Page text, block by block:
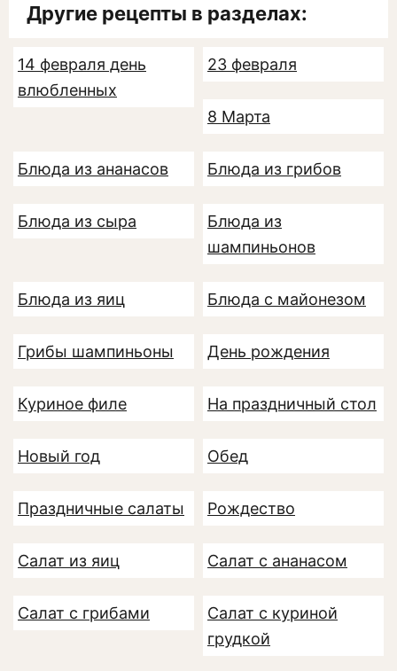
Другие рецепты в разделах:
14 февраля день
влюбленных
23 февраля
8 Марта
Блюда из ананасов Блюда из грибов
Блюда из сыра
Блюда из
шампиньонов
Блюда из яиц Блюда с майонезом
Грибы шампиньоны День рождения
Куриное филе На праздничный стол
Новый год Обед
Праздничные салаты Рождество
Салат из яиц Салат с ананасом
Салат с грибами
Салат с куриной
грудкой